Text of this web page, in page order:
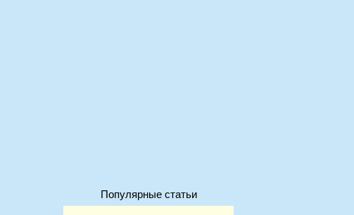
Популярные статьи